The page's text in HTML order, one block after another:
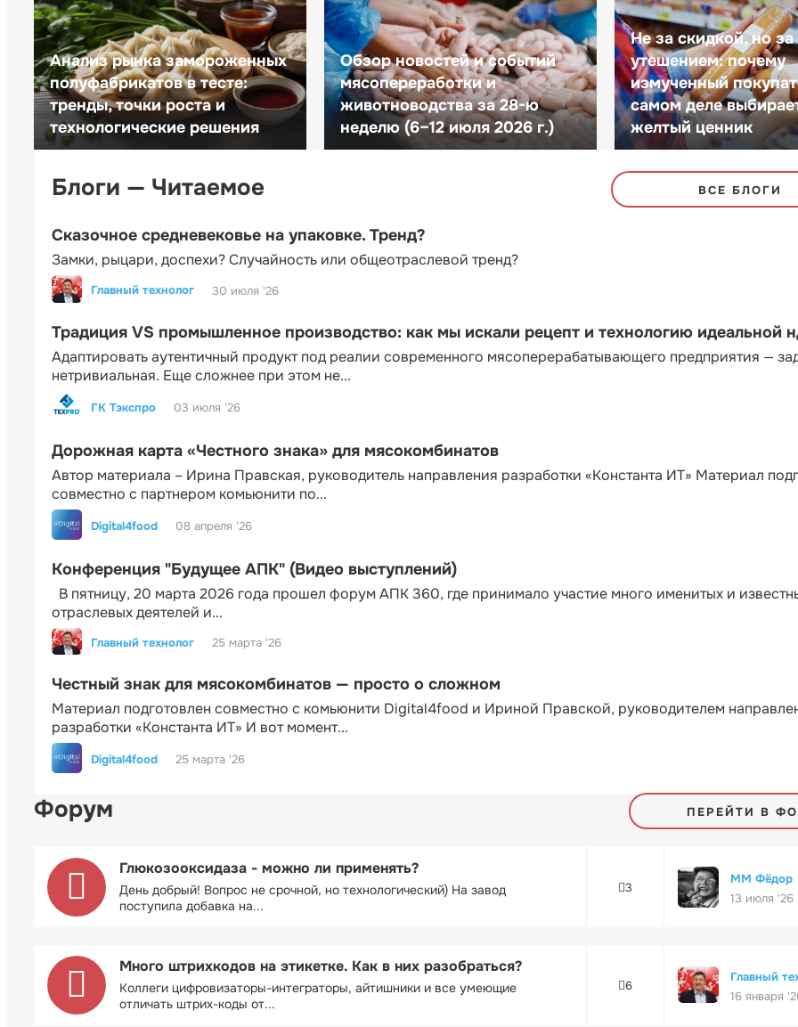
Анализ рынка замороженных
полуфабрикатов в тесте:
тренды, точки роста и
технологические решения
Обзор новостей и событий
мясопереработки и
животноводства за 28-ю
неделю (6–12 июля 2026 г.)
Не за скидкой, но за
утешением: почему
измученный
самом деле
желтый ценник
Блоги — Читаемое ВСЕ БЛОГИ
Сказочное средневековье на упаковке. Тренд?
Замки, рыцари, доспехи? Случайность или общеотраслевой тренд?
Главный технолог 30 июля '26
Традиция VS промышленное производство: как мы искали рецепт и технологию идеальной
Адаптировать аутентичный продукт под реалии современного мясоперерабатывающего предприятия —
нетривиальная. Еще сложнее при этом не...
ГК Тэкспро 03 июля '26
Дорожная карта «Честного знака» для мясокомбинатов
Автор материала – Ирина Правская, руководитель направления разработки «Константа ИТ» Материал
совместно с партнером комьюнити по...
Digital4food 08 апреля '26
Конференция "Будущее АПК" (Видео выступлений)
В пятницу, 20 марта 2026 года прошел форум АПК 360, где принимало участие много именитых и
отраслевых деятелей и...
Главный технолог 25 марта '26
Честный знак для мясокомбинатов — просто о сложном
Материал подготовлен совместно с комьюнити Digital4food и Ириной Правской, руководителем
разработки «Константа ИТ» И вот момент...
Digital4food 25 марта '26
Форум ПЕРЕЙТИ В
Глюкозооксидаза - можно ли применять?
День добрый! Вопрос не срочной, но технологический) На завод
поступила добавка на...
3
ММ Фёдор
13 июля '26
Много штрихкодов на этикетке. Как в них разобраться?
Коллеги цифровизаторы-интеграторы, айтишники и все умеющие
отличать штрих-коды от...
6
Главный
16 января